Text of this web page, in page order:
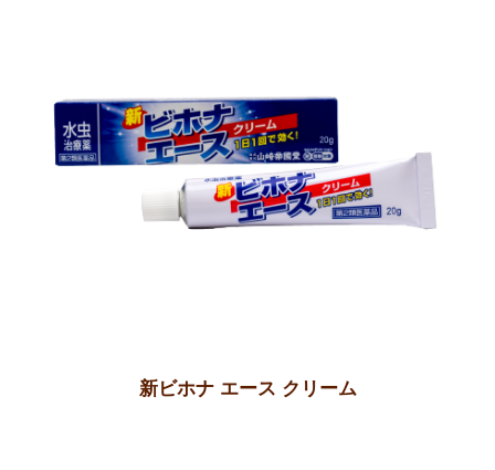
新ビホナ エース クリーム